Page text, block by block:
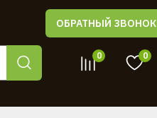
ОБРАТНЫЙ ЗВОНОК
0 0